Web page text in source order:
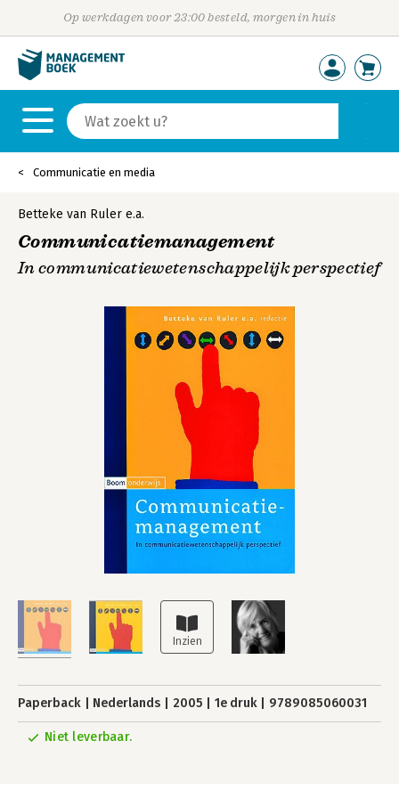
Op werkdagen voor 23:00 besteld, morgen in huis
Communicatie en media
Betteke van Ruler e.a.
Communicatiemanagement
In communicatiewetenschappelijk perspectief
Paperback Nederlands 2005 1e druk 9789085060031
Niet leverbaar.